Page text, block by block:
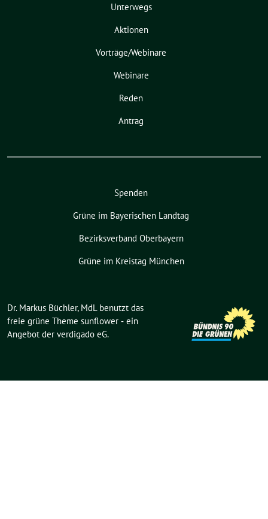
Unterwegs
Aktionen
Vorträge/Webinare
Webinare
Reden
Antrag
Spenden
Grüne im Bayerischen Landtag
Bezirksverband Oberbayern
Grüne im Kreistag München
Dr. Markus Büchler, MdL benutzt das
freie grüne Theme sunflower ‐ ein
Angebot der verdigado eG.